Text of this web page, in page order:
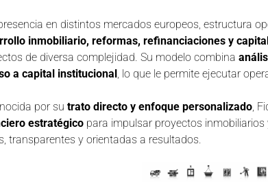
en distintos mercados europeos, estructura
inmobiliario, reformas, refinanciaciones y
de diversa complejidad. Su modelo combina
a capital institucional, lo que le permite ejecutar
por su trato directo y enfoque personalizado,
estratégico para impulsar proyectos
transparentes y orientadas a resultados.